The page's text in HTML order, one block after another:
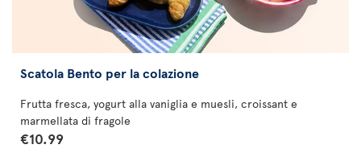
Scatola Bento per la colazione
Frutta fresca, yogurt alla vaniglia e muesli, croissant e
marmellata di fragole
€10.99